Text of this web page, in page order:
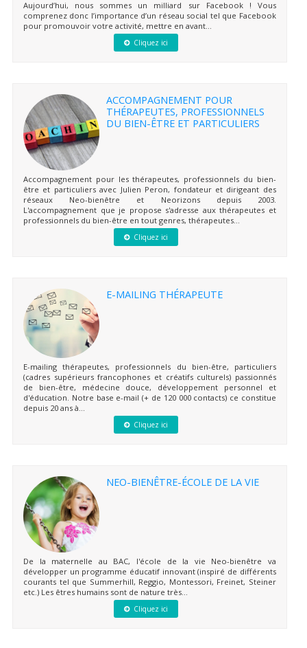
Aujourd’hui, nous sommes un milliard sur Facebook ! Vous
comprenez donc l’importance d’un réseau social tel que Facebook
pour promouvoir votre activité, mettre en avant...
Cliquez ici
ACCOMPAGNEMENT POUR
THÉRAPEUTES, PROFESSIONNELS
DU BIEN-ÊTRE ET PARTICULIERS
Accompagnement pour les thérapeutes, professionnels du bien-
être et particuliers avec Julien Peron, fondateur et dirigeant des
réseaux Neo-bienêtre et Neorizons depuis 2003.
L'accompagnement que je propose s'adresse aux thérapeutes et
professionnels du bien-être en tout genres, thérapeutes...
Cliquez ici
E-MAILING THÉRAPEUTE
E-mailing thérapeutes, professionnels du bien-être, particuliers
(cadres supérieurs francophones et créatifs culturels) passionnés
de bien-être, médecine douce, développement personnel et
d'éducation. Notre base e-mail (+ de 120 000 contacts) ce constitue
depuis 20 ans à...
Cliquez ici
NEO-BIENÊTRE-ÉCOLE DE LA VIE
De la maternelle au BAC, l'école de la vie Neo-bienêtre va
développer un programme éducatif innovant (inspiré de différents
courants tel que Summerhill, Reggio, Montessori, Freinet, Steiner
etc.) Les êtres humains sont de nature très...
Cliquez ici